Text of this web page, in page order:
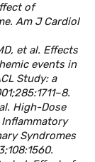
of
Am J Cardiol
et al. Effects
events in
Study: a
High-Dose
Syndromes